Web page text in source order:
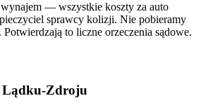
— wszystkie koszty za auto
sprawcy kolizji. Nie pobieramy
Potwierdzają to liczne orzeczenia sądowe.
Lądku-Zdroju